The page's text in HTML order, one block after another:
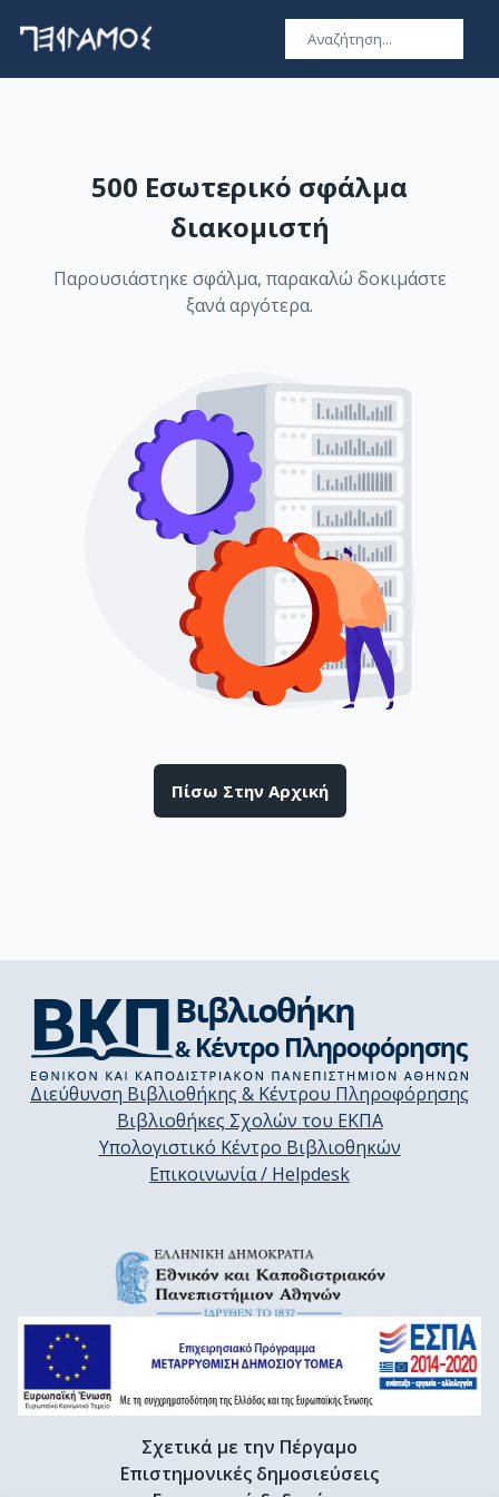
500 Εσωτερικό σφάλμα
διακομιστή
Παρουσιάστηκε σφάλμα, παρακαλώ δοκιμάστε
ξανά αργότερα.
Πίσω Στην Αρχική
Διεύθυνση Βιβλιοθήκης & Κέντρου Πληροφόρησης
Βιβλιοθήκες Σχολών του ΕΚΠΑ
Υπολογιστικό Κέντρο Βιβλιοθηκών
Επικοινωνία / Helpdesk
Σχετικά με την Πέργαμο
Επιστημονικές δημοσιεύσεις